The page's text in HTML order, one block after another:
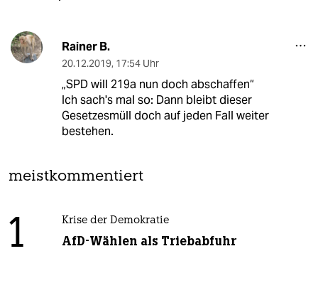
Rainer B.
20.12.2019, 17:54 Uhr
„SPD will 219a nun doch abschaffen“
Ich sach's mal so: Dann bleibt dieser
Gesetzesmüll doch auf jeden Fall weiter
bestehen.
meistkommentiert
1 Krise der Demokratie
AfD-Wählen als Triebabfuhr